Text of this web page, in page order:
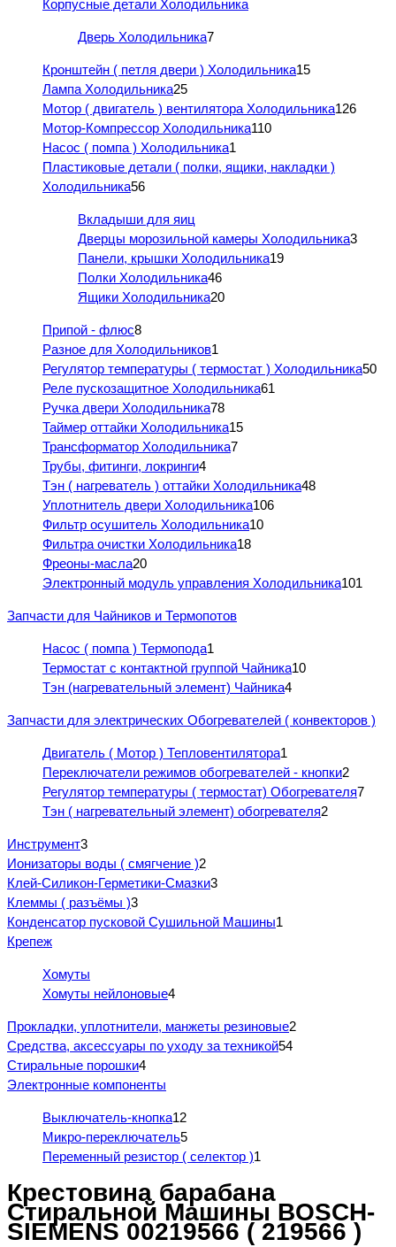
Корпусные детали Холодильника
Дверь Холодильника7
Кронштейн ( петля двери ) Холодильника15
Лампа Холодильника25
Мотор ( двигатель ) вентилятора Холодильника126
Мотор-Компрессор Холодильника110
Насос ( помпа ) Холодильника1
Пластиковые детали ( полки, ящики, накладки )
Холодильника56
Вкладыши для яиц
Дверцы морозильной камеры Холодильника3
Панели, крышки Холодильника19
Полки Холодильника46
Ящики Холодильника20
Припой - флюс8
Разное для Холодильников1
Регулятор температуры ( термостат ) Холодильника50
Реле пускозащитное Холодильника61
Ручка двери Холодильника78
Таймер оттайки Холодильника15
Трансформатор Холодильника7
Трубы, фитинги, локринги4
Тэн ( нагреватель ) оттайки Холодильника48
Уплотнитель двери Холодильника106
Фильтр осушитель Холодильника10
Фильтра очистки Холодильника18
Фреоны-масла20
Электронный модуль управления Холодильника101
Запчасти для Чайников и Термопотов
Насос ( помпа ) Термопода1
Термостат с контактной группой Чайника10
Тэн (нагревательный элемент) Чайника4
Запчасти для электрических Обогревателей ( конвекторов )
Двигатель ( Мотор ) Тепловентилятора1
Переключатели режимов обогревателей - кнопки2
Регулятор температуры ( термостат) Обогревателя7
Тэн ( нагревательный элемент) обогревателя2
Инструмент3
Ионизаторы воды ( смягчение )2
Клей-Силикон-Герметики-Смазки3
Клеммы ( разъёмы )3
Конденсатор пусковой Сушильной Машины1
Крепеж
Хомуты
Хомуты нейлоновые4
Прокладки, уплотнители, манжеты резиновые2
Средства, аксессуары по уходу за техникой54
Стиральные порошки4
Электронные компоненты
Выключатель-кнопка12
Микро-переключатель5
Переменный резистор ( селектор )1
Крестовина барабана
Стиральной Машины BOSCH-
SIEMENS 00219566 ( 219566 )